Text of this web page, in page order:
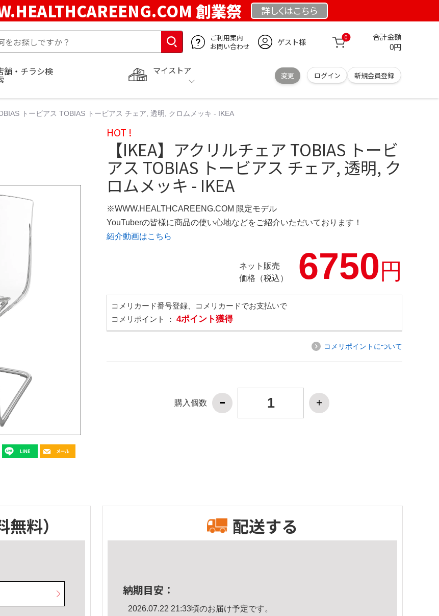
創業祭 詳しくはこちら
ご利用案内
お問い合わせ
ゲスト様 0 合計金額
0円
マイストア
変更 ログイン 新規会員登録
舗・チラシ検
トービアス TOBIAS トービアス チェア, 透明, クロムメッキ - IKEA
HOT !
【IKEA】アクリルチェア TOBIAS トービ
アス TOBIAS トービアス チェア, 透明, ク
ロムメッキ - IKEA
※WWW.HEALTHCAREENG.COM 限定モデル
YouTuberの皆様に商品の使い心地などをご紹介いただいております！
紹介動画はこちら
ネット販売
価格（税込）
6750円
コメリカード番号登録、コメリカードでお支払いで
コメリポイント ： 4ポイント獲得
コメリポイントについて
購入個数
無料） 配送する
納期目安：
2026.07.22 21:33頃のお届け予定です。